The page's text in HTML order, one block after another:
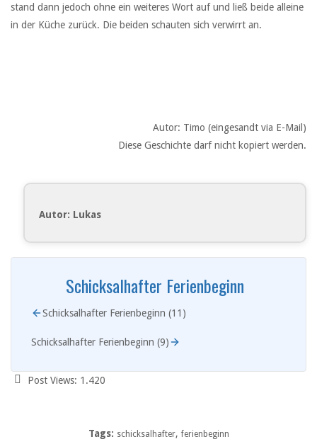
stand dann jedoch ohne ein weiteres Wort auf und ließ beide alleine
in der Küche zurück. Die beiden schauten sich verwirrt an.
Autor: Timo (eingesandt via E-Mail)
Diese Geschichte darf nicht kopiert werden.
Autor: Lukas
Schicksalhafter Ferienbeginn
Schicksalhafter Ferienbeginn (11)
Schicksalhafter Ferienbeginn (9)
Post Views: 1.420
Tags: schicksalhafter,ferienbeginn